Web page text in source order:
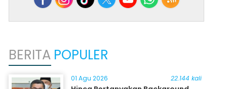
BERITA POPULER
01 Agu 2026 22.144 kali